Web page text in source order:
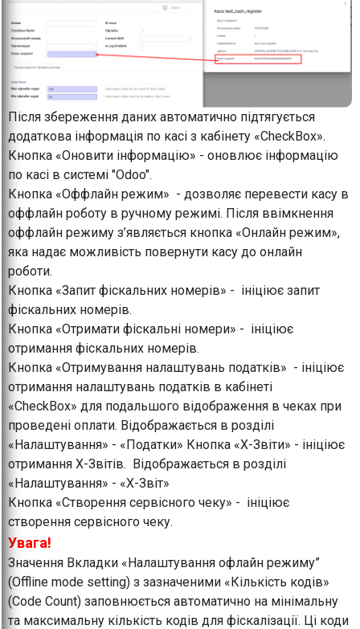
Після збереження даних автоматично підтягується
додаткова інформація по касі з кабінету «CheckBox».
Кнопка «Оновити інформацію» - оновлює інформацію
по касі в системі "Odoo".
Кнопка «Оффлайн режим» - дозволяє перевести касу в
оффлайн роботу в ручному режимі. Після ввімкнення
оффлайн режиму з’являється кнопка «Онлайн режим»,
яка надає можливість повернути касу до онлайн
роботи.
Кнопка «Запит фіскальних номерів» - ініціює запит
фіскальних номерів.
Кнопка «Отримати фіскальні номери» - ініціює
отримання фіскальних номерів.
Кнопка «Отримування налаштувань податків» - ініціює
отримання налаштувань податків в кабінеті
«CheckBox» для подальшого відображення в чеках при
проведені оплати. Відображається в розділі
«Налаштування» - «Податки» Кнопка «Х-Звіти» - ініціює
отримання Х-Звітів. Відображається в розділі
«Налаштування» - «Х-Звіт»
Кнопка «Створення сервісного чеку» - ініціює
створення сервісного чеку.
Увага!
Значення Вкладки «Налаштування офлайн режиму”
(Offline mode setting) з зазначеними «Кількість кодів»
(Code Count) заповнюється автоматично на мінімальну
та максимальну кількість кодів для фіскалізації. Ці коди